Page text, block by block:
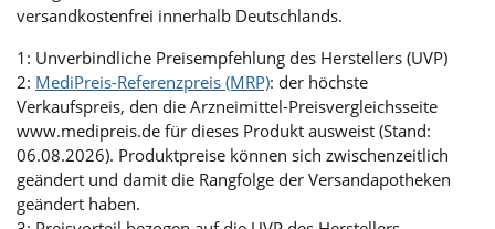
versandkostenfrei innerhalb Deutschlands.
1: Unverbindliche Preisempfehlung des Herstellers (UVP)
2: MediPreis-Referenzpreis (MRP): der höchste
Verkaufspreis, den die Arzneimittel-Preisvergleichsseite
www.medipreis.de für dieses Produkt ausweist (Stand:
06.08.2026). Produktpreise können sich zwischenzeitlich
geändert und damit die Rangfolge der Versandapotheken
geändert haben.